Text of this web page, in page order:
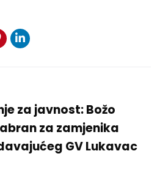
za javnost: Božo
za zamjenika
GV Lukavac